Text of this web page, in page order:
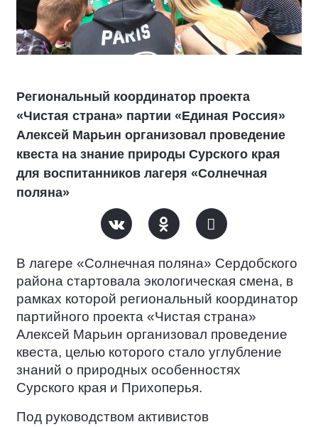
Региональный координатор проекта
«Чистая страна» партии «Единая Россия»
Алексей Марьин организовал проведение
квеста на знание природы Сурского края
для воспитанников лагеря «Солнечная
поляна»
В лагере «Солнечная поляна» Сердобского
района стартовала экологическая смена, в
рамках которой региональный координатор
партийного проекта «Чистая страна»
Алексей Марьин организовал проведение
квеста, целью которого стало углубление
знаний о природных особенностях
Сурского края и Прихоперья.
Под руководством активистов